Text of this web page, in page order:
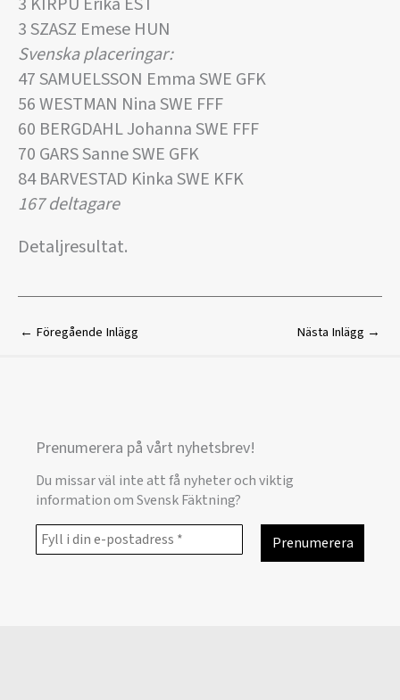
3 SZASZ Emese HUN
Svenska placeringar:
47 SAMUELSSON Emma SWE GFK
56 WESTMAN Nina SWE FFF
60 BERGDAHL Johanna SWE FFF
70 GARS Sanne SWE GFK
84 BARVESTAD Kinka SWE KFK
167 deltagare
Detaljresultat.
← Föregående Inlägg Nästa Inlägg →
Prenumerera på vårt nyhetsbrev!
Du missar väl inte att få nyheter och viktig
information om Svensk Fäktning?